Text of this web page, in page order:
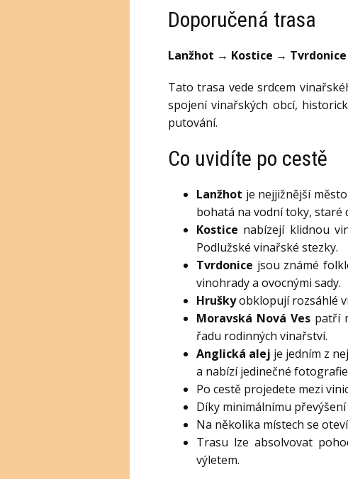
Doporučená trasa
Lanžhot → Kostice →
Tato trasa vede srdcem
spojení vinařských obcí,
putování.
Co uvidíte po cestě
Lanžhot je nejjižnější
bohatá na vodní toky, staré
Kostice nabízejí klidnou
Podlužské vinařské stezky.
Tvrdonice jsou známé
vinohrady a ovocnými sady.
Hruškyobklopují rozsáhlé
Moravská Nová Ves patří
řadu rodinných vinařství.
Anglická alej je jedním z
a nabízí jedinečné
Po cestě projedete mezi
Díky minimálnímu
Na několika místech se
Trasu lze absolvovat
výletem.